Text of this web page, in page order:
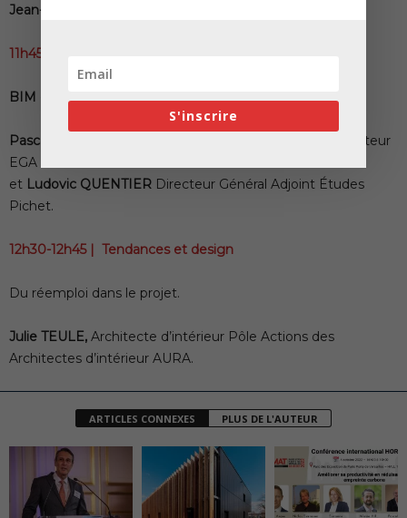
Jean-Christophe REPON
11h45-12h30 | Construction 4.0
BIM et Hors-Site, duo gagnant.
Pascal CHAZAL,
Directeur
EGA Architects
et Ludovic QUENTIER Directeur Général Adjoint Études
Pichet.
12h30-12h45 | Tendances et design
Du réemploi dans le projet.
Julie TEULE, Architecte d’intérieur Pôle Actions des
Architectes d’intérieur AURA.
ARTICLES CONNEXES PLUS DE L'AUTEUR
S'inscrire